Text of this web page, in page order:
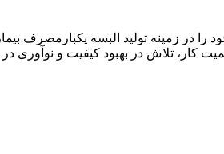
طب گستر ایرانیان در سال ۱۳۹۲ فعالیت خود را در
کار، تلاش در بهبود کیفیت و